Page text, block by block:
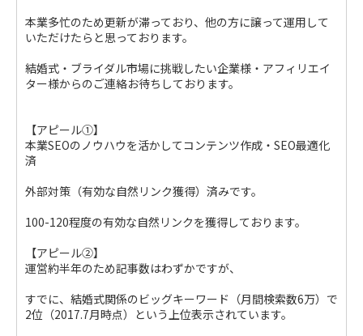
本業多忙のため更新が滞っており、他の方に譲って運用して
いただけたらと思っております。
結婚式・ブライダル市場に挑戦したい企業様・アフィリエイ
ター様からのご連絡お待ちしております。
【アピール①】
本業SEOのノウハウを活かしてコンテンツ作成・SEO最適化
済
外部対策（有効な自然リンク獲得）済みです。
100-120程度の有効な自然リンクを獲得しております。
【アピール②】
運営約半年のため記事数はわずかですが、
すでに、結婚式関係のビッグキーワード（月間検索数6万）で
2位（2017.7月時点）という上位表示されています。